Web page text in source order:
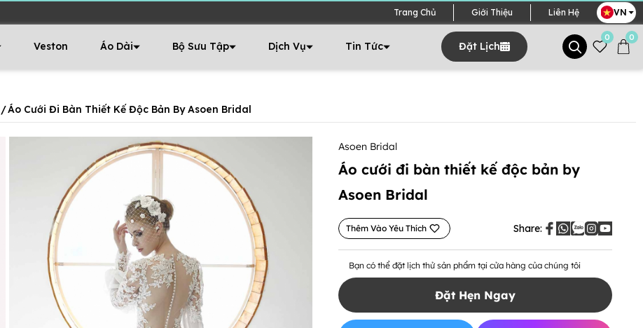
Trang Chủ Giới Thiệu Liên Hệ VN
Veston Áo Dài Bộ Sưu Tập Dịch Vụ Tin Tức Đặt Lịch
0 0
/Áo Cưới Đi Bàn Thiết Kế Độc Bản By Asoen Bridal
Asoen Bridal
Áo cưới đi bàn thiết kế độc bản by
Asoen Bridal
Thêm Vào Yêu Thích Share:
Bạn có thể đặt lịch thử sản phẩm tại cửa hàng của chúng tôi
Đặt Hẹn Ngay